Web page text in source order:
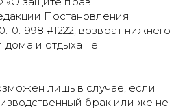
Постановления
#1222, возврат нижнего
и отдыха не
лишь в случае, если
брак или же не